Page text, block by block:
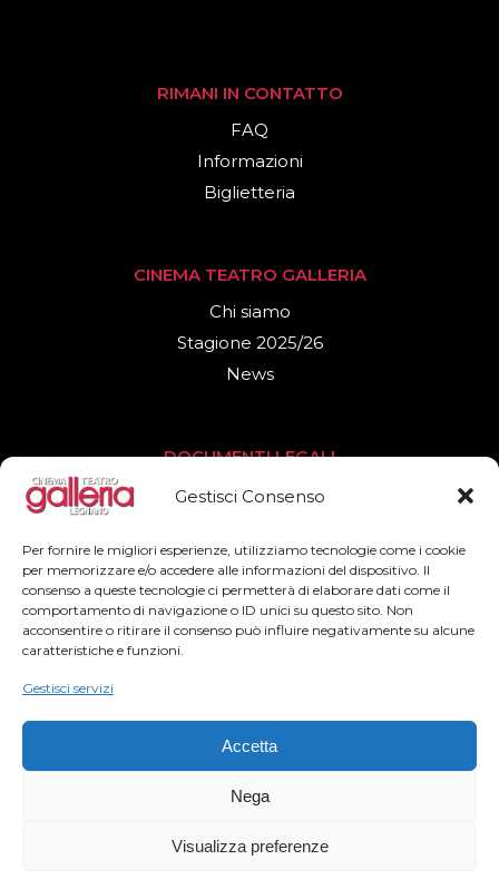
Gestisci Consenso
Per fornire le migliori esperienze, utilizziamo tecnologie come i cookie
per memorizzare e/o accedere alle informazioni del dispositivo. Il
consenso a queste tecnologie ci permetterà di elaborare dati come il
comportamento di navigazione o ID unici su questo sito. Non
acconsentire o ritirare il consenso può influire negativamente su alcune
caratteristiche e funzioni.
Gestisci servizi
Accetta
Nega
Visualizza preferenze
RIMANI IN CONTATTO
FAQ
Informazioni
Biglietteria
CINEMA TEATRO GALLERIA
Chi siamo
Stagione 2025/26
News
DOCUMENTI LEGALI
Privacy Policy
SEGUICI
Facebook
– Powered byOfficinaidee adv